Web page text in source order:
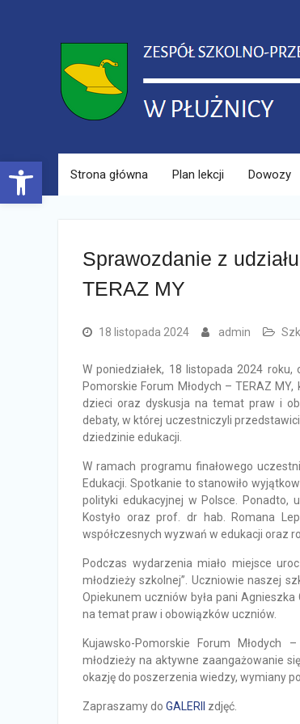
Open toolbarStrona główna Plan lekcji Dowozy
Sprawozdanie z
TERAZ MY
18 listopada 2024 admin
W poniedziałek, 18 listopada 2024
Pomorskie Forum Młodych – TERAZ
dzieci oraz dyskusja na temat praw i
debaty, w której uczestniczyli
dziedzinie edukacji.
W ramach programu finałowego
Edukacji. Spotkanie to stanowiło
polityki edukacyjnej w Polsce. Ponadto,
Kostyło oraz prof. dr hab. Romana
współczesnych wyzwań w edukacji oraz
Podczas wydarzenia miało miejsce
młodzieży szkolnej”. Uczniowie naszej
Opiekunem uczniów była pani
na temat praw i obowiązków uczniów.
Kujawsko-Pomorskie Forum Młodych
młodzieży na aktywne zaangażowanie
okazję do poszerzenia wiedzy, wymiany
Zapraszamy do GALERII zdjęć.